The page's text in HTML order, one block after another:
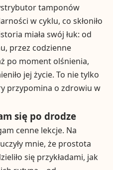
tamponów
w cyklu, co skłoniło
miała swój łuk: od
przez codzienne
po moment olśnienia,
jej życie. To nie tylko
przypomina o zdrowiu w
się po drodze
cenne lekcje. Na
mnie, że prostota
się przykładami, jak